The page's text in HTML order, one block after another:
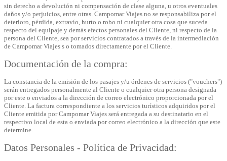
sin derecho a devolución ni compensación de clase alguna, u otros eventuales
daños y/o perjuicios, entre otras. Campomar Viajes no se responsabiliza por el
deterioro, pérdida, extravío, hurto o robo ni cualquier otra cosa que suceda
respecto del equipaje y demás efectos personales del Cliente, ni respecto de la
persona del Cliente, sea por servicios contratados a través de la intermediación
de Campomar Viajes s o tomados directamente por el Cliente.
Documentación de la compra:
La constancia de la emisión de los pasajes y/u órdenes de servicios ("vouchers")
serán entregados personalmente al Cliente o cualquier otra persona designada
por este o enviados a la dirección de correo electrónico proporcionada por el
Cliente. La factura correspondiente a los servicios turísticos adquiridos por el
Cliente emitida por Campomar Viajes será entregada a su destinatario en el
respectivo local de esta o enviada por correo electrónico a la dirección que este
determine.
Datos Personales - Política de Privacidad: